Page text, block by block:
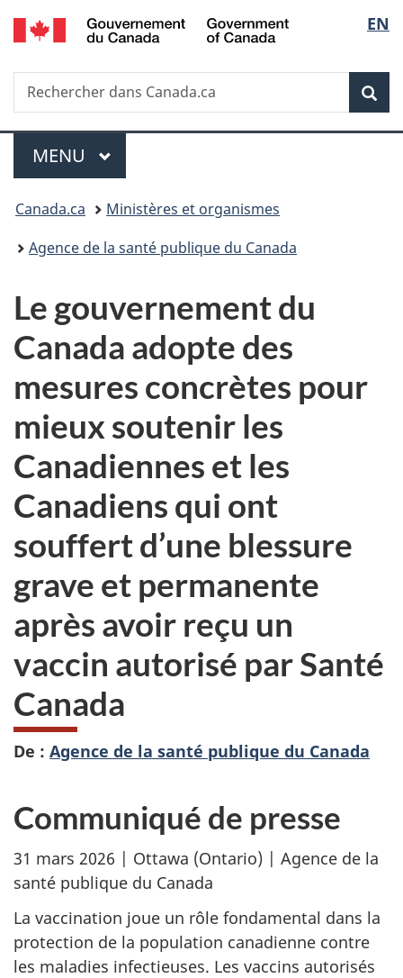
Passer
au
principal
Passer
à
Au
du
Passer
à
version
simplifiée
de
la
EN
Recherche
Rechercher
dans
Menu
MENU PRINCIPAL
Vous
êtes
Canada.ca
Ministères et organismes
Agence de la santé publique du Canada
Le gouvernement du
Canada adopte des
mesures concrètes pour
mieux soutenir les
Canadiennes et les
Canadiens qui ont
souffert d’une blessure
grave et permanente
après avoir reçu un
vaccin autorisé par Santé
Canada
De : Agence de la santé publique du Canada
Communiqué de presse
31 mars 2026 | Ottawa (Ontario) | Agence de la
santé publique du Canada
La vaccination joue un rôle fondamental dans la
protection de la population canadienne contre
les maladies infectieuses. Les vaccins autorisés